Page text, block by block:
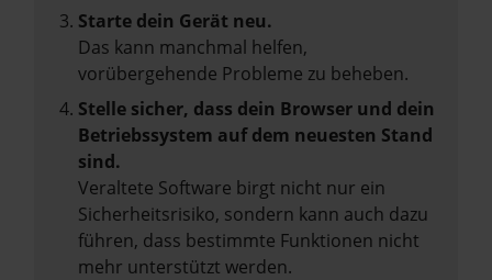
Starte dein Gerät neu.
Das kann manchmal helfen,
vorübergehende Probleme zu beheben.
Stelle sicher, dass dein Browser und dein
Betriebssystem auf dem neuesten Stand
sind.
Veraltete Software birgt nicht nur ein
Sicherheitsrisiko, sondern kann auch dazu
führen, dass bestimmte Funktionen nicht
mehr unterstützt werden.